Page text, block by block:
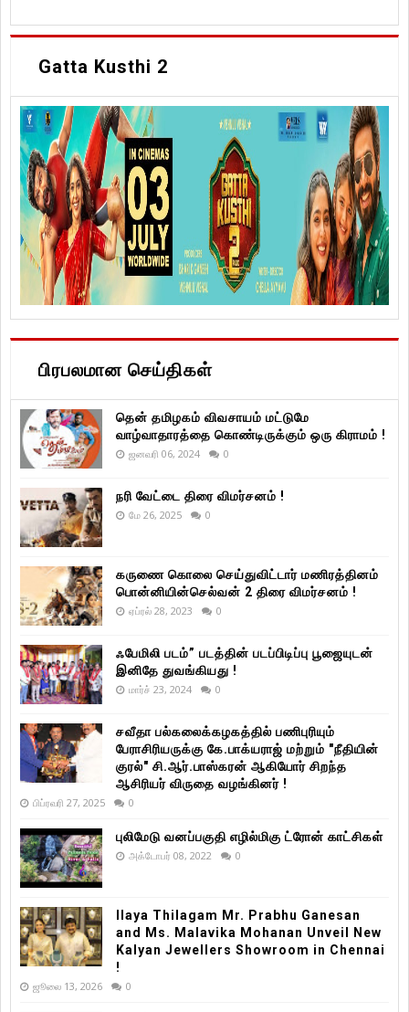
Gatta Kusthi 2
பிரபலமான செய்திகள்
தென் தமிழகம் விவசாயம் மட்டுமே
வாழ்வாதாரத்தை கொண்டிருக்கும் ஒரு கிராமம் !
ஜனவரி 06, 2024 0
நரி வேட்டை திரை விமர்சனம் !
மே 26, 2025 0
கருணை கொலை செய்துவிட்டார் மணிரத்தினம்
பொன்னியின்செல்வன் 2 திரை விமர்சனம் !
ஏப்ரல் 28, 2023 0
ஃபேமிலி படம்” படத்தின் படப்பிடிப்பு பூஜையுடன்
இனிதே துவங்கியது !
மார்ச் 23, 2024 0
சவீதா பல்கலைக்கழகத்தில் பணிபுரியும்
பேராசிரியருக்கு கே.பாக்யராஜ் மற்றும் "நீதியின்
குரல்" சி.ஆர்.பாஸ்கரன் ஆகியோர் சிறந்த
ஆசிரியர் விருதை வழங்கினர் !
பிப்ரவரி 27, 2025 0
புலிமேடு வனப்பகுதி எழில்மிகு ட்ரோன் காட்சிகள்
அக்டோபர் 08, 2022 0
Ilaya Thilagam Mr. Prabhu Ganesan
and Ms. Malavika Mohanan Unveil New
Kalyan Jewellers Showroom in Chennai
!
ஜூலை 13, 2026 0